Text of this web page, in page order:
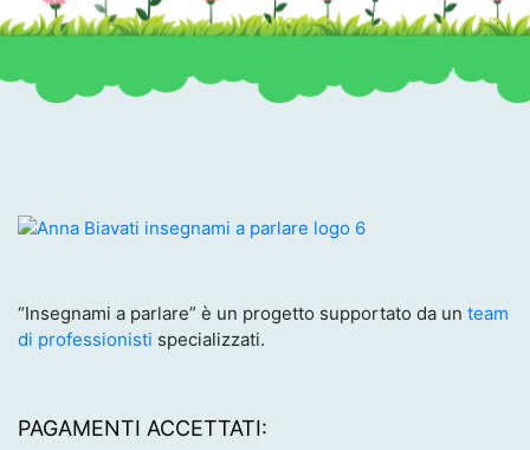
“Insegnami a parlare” è un progetto supportato da un team
di professionisti specializzati.
PAGAMENTI ACCETTATI: